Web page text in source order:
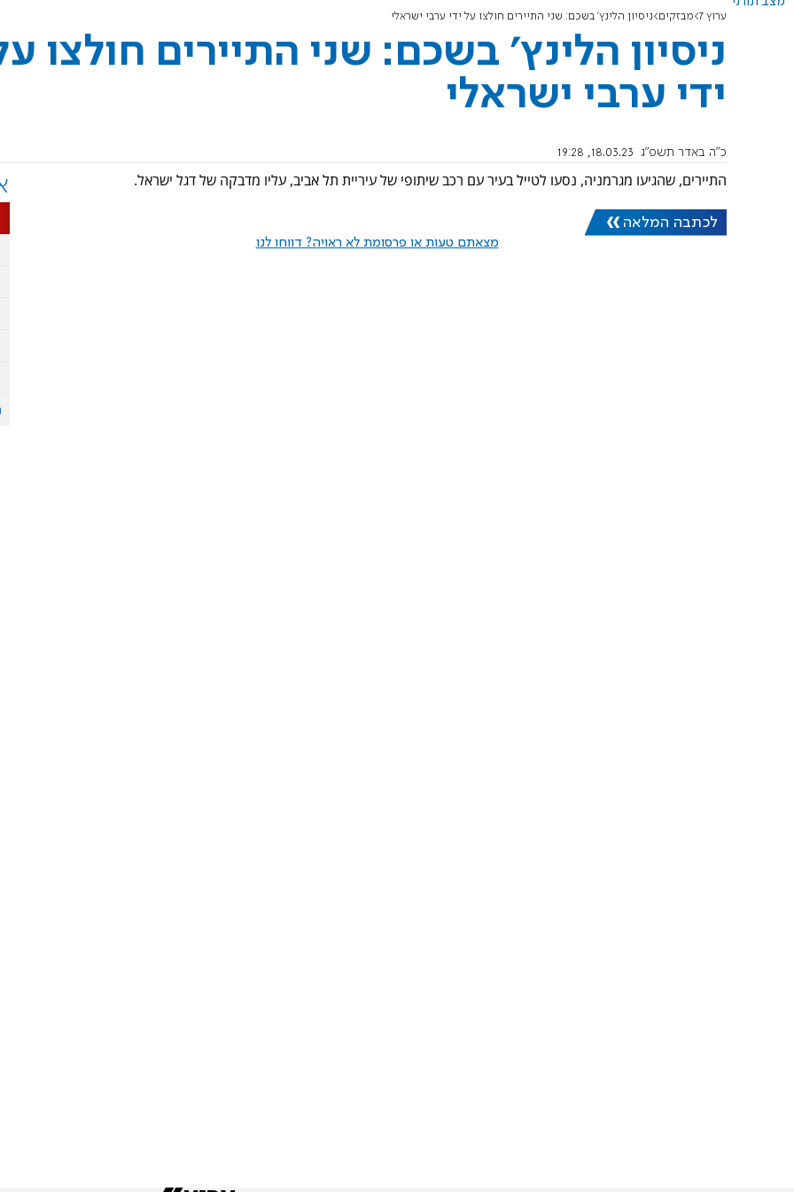
ערוץ 7 מבזקים ניסיון הלינץ' בשכם: שני התיירים חולצו על ידי ערבי ישראלי
ניסיון הלינץ' בשכם: שני התיירים חולצו
ידי ערבי ישראלי
כ"ה באדר תשפ"ג 18.03.23, 19:28
התיירים, שהגיעו מגרמניה, נסעו לטייל בעיר עם רכב שיתופי של עיריית תל אביב, עליו מדבקה של דגל ישראל.
לכתבה המלאה
מצאתם טעות או פרסומת לא ראויה? דווחו לנו